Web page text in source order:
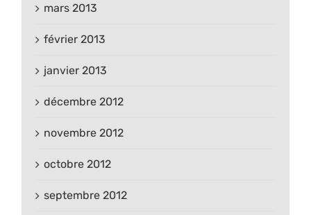
mars 2013
février 2013
janvier 2013
décembre 2012
novembre 2012
octobre 2012
septembre 2012